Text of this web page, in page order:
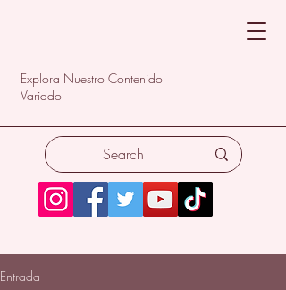
Explora Nuestro Contenido
Variado
Entrada